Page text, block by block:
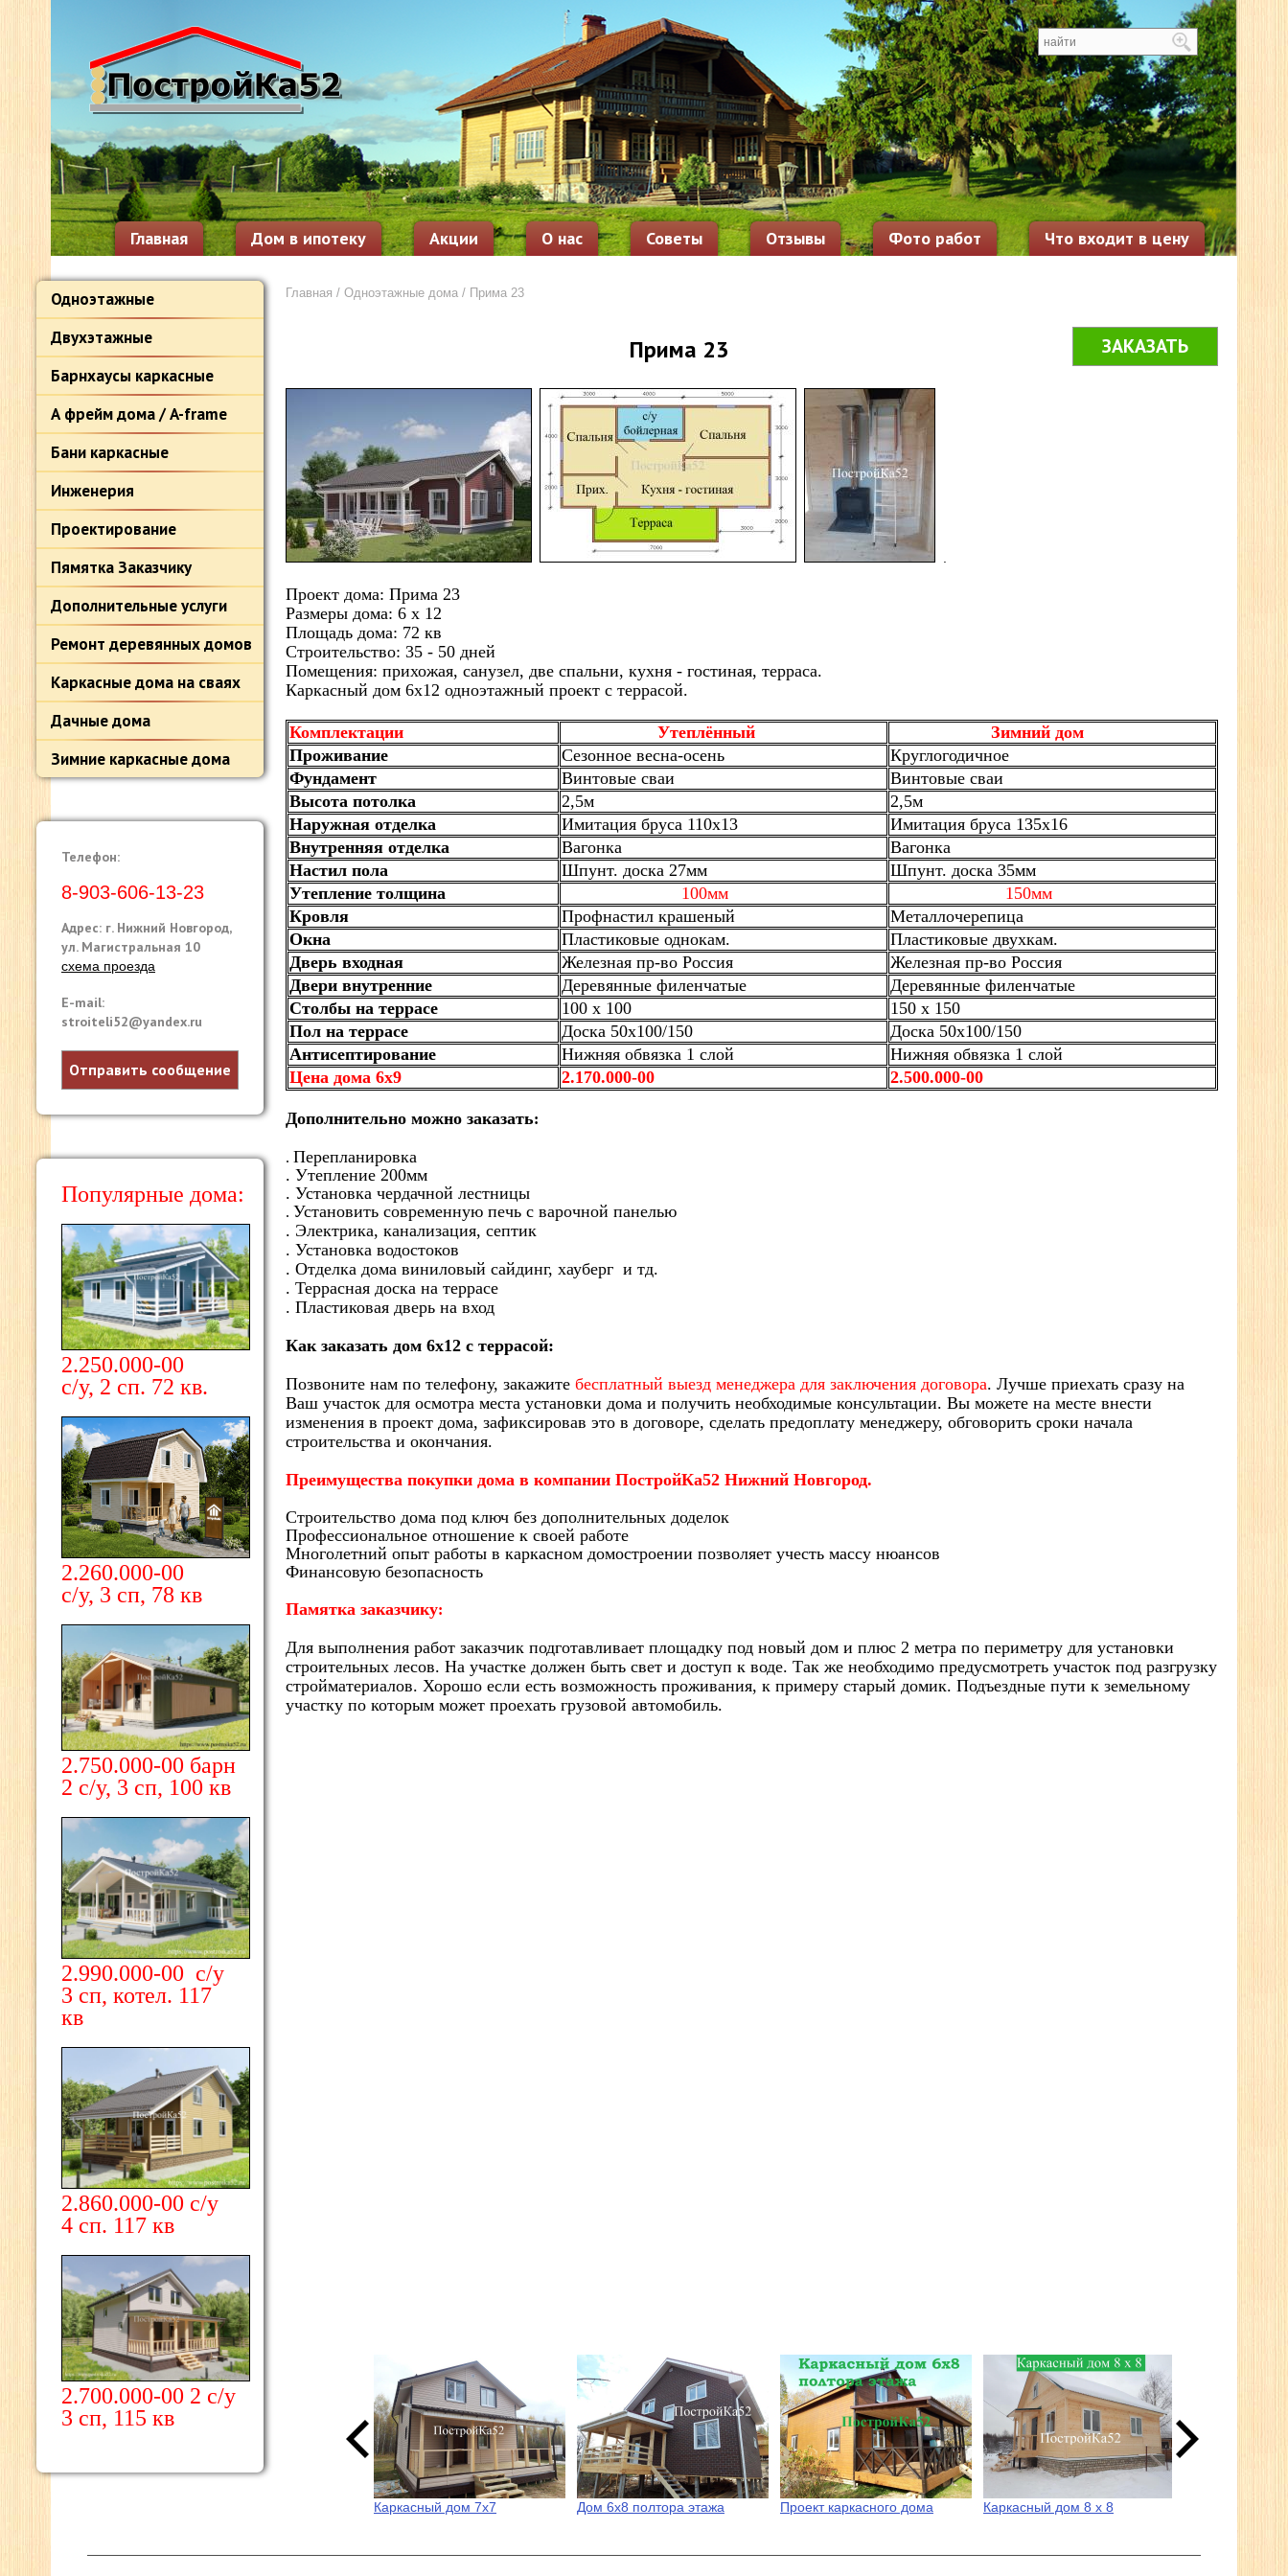
Что входит в цену
Фото работ
Отзывы
Советы
О нас
Акции
Дом в ипотеку
Главная
Главная / Одноэтажные дома / Прима 23
Прима 23 ЗАКАЗАТЬ
Проект дома: Прима 23
Размеры дома: 6 х 12
Площадь дома: 72 кв
Строительство: 35 - 50 дней
Помещения: прихожая, санузел, две спальни, кухня - гостиная, терраса.
Каркасный дом 6х12 одноэтажный проект с террасой.
Комплектации Утеплённый
Зимний дом
Проживание
Сезонное весна-осень
Круглогодичное
Фундамент
Винтовые сваи
Винтовые сваи
Высота потолка
2,5м
2,5м
Наружная отделка
Имитация бруса 110х13
Имитация бруса 135х16
Внутренняя отделка
Вагонка
Вагонка
Настил пола
Шпунт. доска 27мм
Шпунт. доска 35мм
Утепление толщина
100мм
150мм
Кровля
Профнастил крашеный
Металлочерепица
Окна
Пластиковые однокам.
Пластиковые двухкам.
Дверь входная
Железная пр-во Россия
Железная пр-во Россия
Двери внутренние
Деревянные филенчатые
Деревянные филенчатые
Столбы на террасе
100 х 100
150 х 150
Пол на террасе
Доска 50х100/150
Доска 50х100/150
Антисептирование
Нижняя обвязка 1 слой
Нижняя обвязка 1 слой
Цена дома 6х9
2.170.000-00 2.500.000-00
Дополнительно можно заказать:
. Перепланировка
. Утепление 200мм
. Установка чердачной лестницы
. Установить современную печь с варочной панелью
. Электрика, канализация, септик
. Установка водостоков
. Отделка дома виниловый сайдинг, хауберг и тд.
. Террасная доска на террасе
. Пластиковая дверь на вход
Как заказать дом 6х12 с террасой:
Позвоните нам по телефону, закажите бесплатный выезд менеджера для заключения договора. Лучше приехать сразу на
Ваш участок для осмотра места установки дома и получить необходимые консультации. Вы можете на месте внести
изменения в проект дома, зафиксировав это в договоре, сделать предоплату менеджеру, обговорить сроки начала
строительства и окончания.
Преимущества покупки дома в компании ПостройКа52 Нижний Новгород.
Строительство дома под ключ без дополнительных доделок
Профессиональное отношение к своей работе
Многолетний опыт работы в каркасном домостроении позволяет учесть массу нюансов
Финансовую безопасность
Памятка заказчику:
Для выполнения работ заказчик подготавливает площадку под новый дом и плюс 2 метра по периметру для установки
строительных лесов. На участке должен быть свет и доступ к воде. Так же необходимо предусмотреть участок под разгрузку
стройматериалов. Хорошо если есть возможность проживания, к примеру старый домик. Подъездные пути к земельному
участку по которым может проехать грузовой автомобиль.
Одноэтажные
Двухэтажные
Барнхаусы каркасные
А фрейм дома / A-frame
Бани каркасные
Инженерия
Проектирование
Пямятка Заказчику
Дополнительные услуги
Ремонт деревянных домов
Каркасные дома на сваях
Дачные дома
Зимние каркасные дома
Телефон:
8-903-606-13-23
Адрес: г. Нижний Новгород,
ул. Магистральная 10
схема проезда
E-mail:
stroiteli52@yandex.ru
Отправить сообщение
Популярные дома:
2.250.000-00
с/у, 2 сп. 72 кв.
2.260.000-00
с/у, 3 сп, 78 кв
2.750.000-00 барн
2 с/у, 3 сп, 100 кв
2.990.000-00 с/у
3 сп, котел. 117
кв
2.860.000-00 с/у
4 сп. 117 кв
2.700.000-00 2 с/у
3 сп, 115 кв
Каркасный дом 7х7 Дом 6х8 полтора этажа Проект каркасного дома Каркасный дом 8 х 8